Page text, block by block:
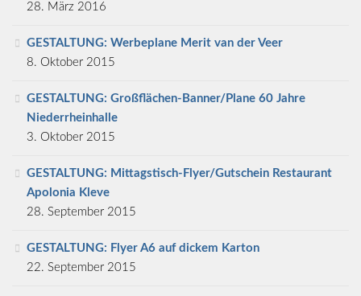
28. März 2016
GESTALTUNG: Werbeplane Merit van der Veer
8. Oktober 2015
GESTALTUNG: Großflächen-Banner/Plane 60 Jahre
Niederrheinhalle
3. Oktober 2015
GESTALTUNG: Mittagstisch-Flyer/Gutschein Restaurant
Apolonia Kleve
28. September 2015
GESTALTUNG: Flyer A6 auf dickem Karton
22. September 2015